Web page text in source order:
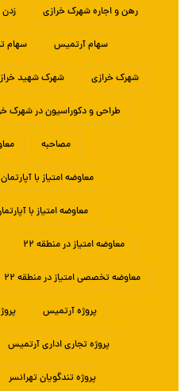
رهن و اجاره شهرک خرازی
سهام آرتمیس سهام
شهرک خرازی شهرک شهید
طراحی و دکوراسیون در شهرک
مصاحبه
معاوضه امتیاز با
معاوضه امتیاز با
معاوضه امتیاز در منطقه ۲۲
معاوضه تخصصی امتیاز در منطقه ۲۲
پروژه آرتمیس
پروژه تجاری اداری آرتمیس
پروژه تندگویان تهرانسر